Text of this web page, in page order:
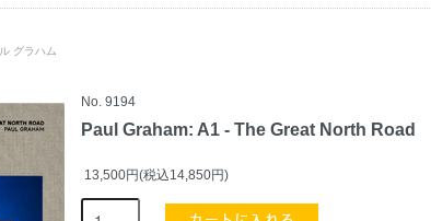
グラハム
No. 9194
Paul Graham: A1 - The Great North Road
13,500円(税込14,850円)